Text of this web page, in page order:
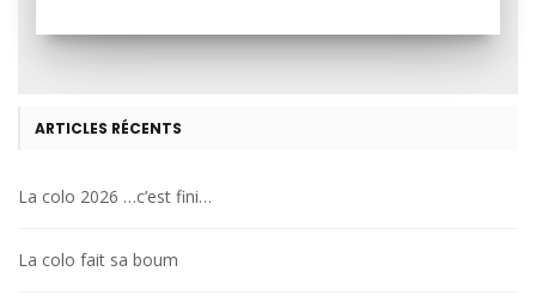
ARTICLES RÉCENTS
La colo 2026 …c’est fini…
La colo fait sa boum